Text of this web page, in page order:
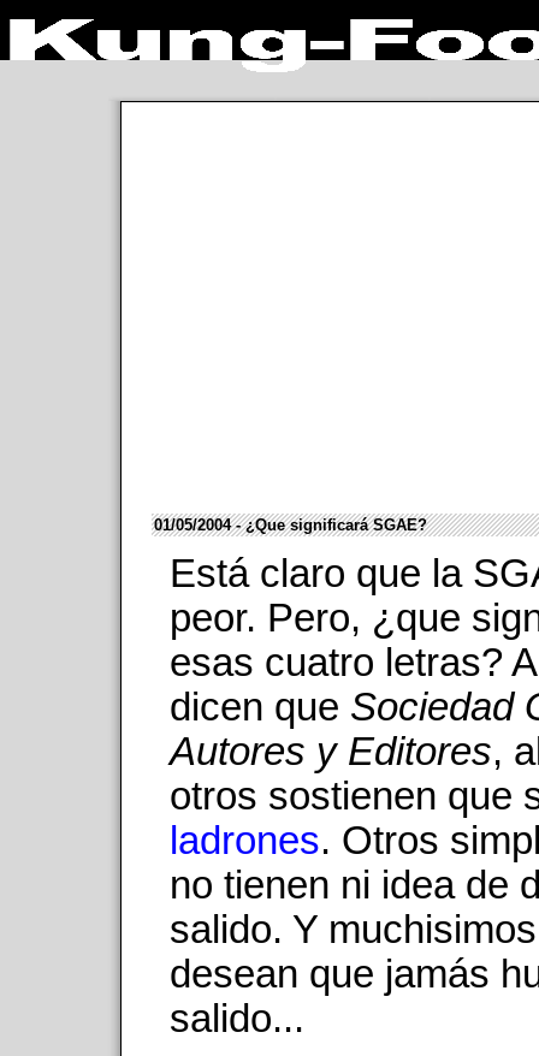
01/05/2004 - ¿Que significará SGAE?
Está claro que la
peor. Pero, ¿que
esas cuatro letras?
dicen que Sociedad
Autores y Editores,
otros sostienen que
ladrones. Otros
no tienen ni idea de
salido. Y
desean que jamás
salido...